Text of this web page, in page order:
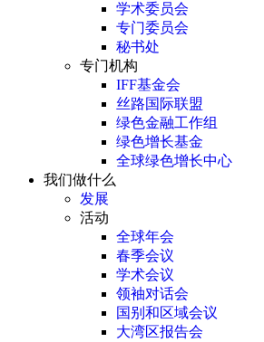
学术委员会
专门委员会
秘书处
专门机构
IFF基金会
丝路国际联盟
绿色金融工作组
绿色增长基金
全球绿色增长中心
我们做什么
发展
活动
全球年会
春季会议
学术会议
领袖对话会
国别和区域会议
大湾区报告会